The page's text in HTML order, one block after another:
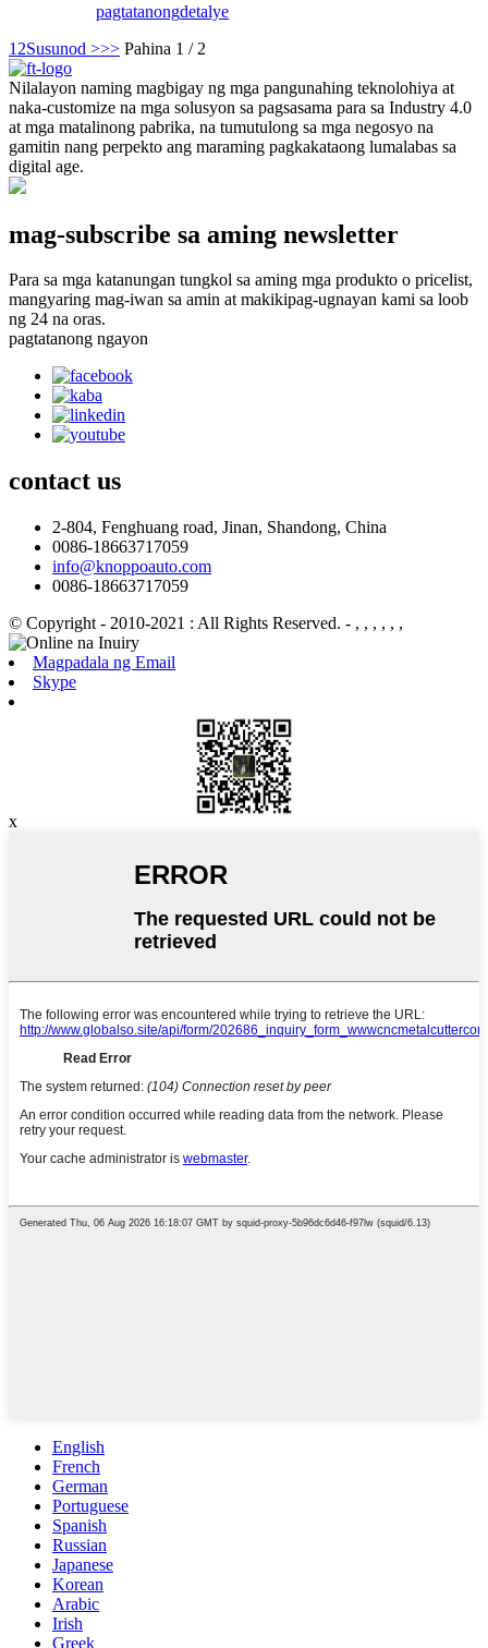
pagtatanongdetalye
1 2Susunod >>> Pahina 1 / 2
Nilalayon naming magbigay ng mga pangunahing teknolohiya at
naka-customize na mga solusyon sa pagsasama para sa Industry 4.0
at mga matalinong pabrika, na tumutulong sa mga negosyo na
gamitin nang perpekto ang maraming pagkakataong lumalabas sa
digital age.
mag-subscribe sa aming newsletter
Para sa mga katanungan tungkol sa aming mga produkto o pricelist,
mangyaring mag-iwan sa amin at makikipag-ugnayan kami sa loob
ng 24 na oras.
pagtatanong ngayon
contact us
2-804, Fenghuang road, Jinan, Shandong, China
0086-18663717059
info@knoppoauto.com
0086-18663717059
© Copyright - 2010-2021 : All Rights Reserved. - , , , , , ,
Magpadala ng Email
Skype
x
English
French
German
Portuguese
Spanish
Russian
Japanese
Korean
Arabic
Irish
Greek